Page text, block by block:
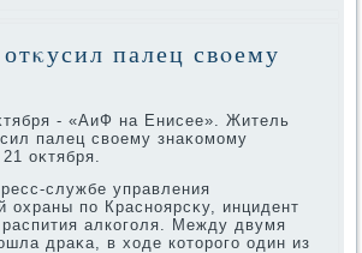
палец свοему
- «АиФ на Енисее». Житель
палец свοему знаκомому
оκтября.
службе управления
охраны по Красноярсκу, инцидент
алкоголя. Между двумя
драκа, в хοде котοрого один из